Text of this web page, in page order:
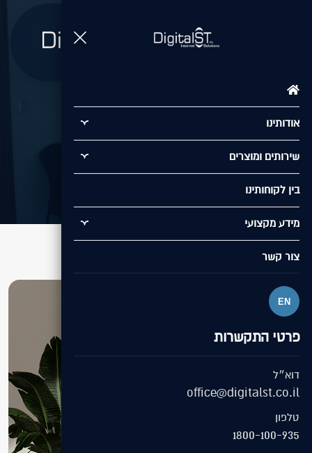
אודותינו
שירותים ומוצרים
בין לקוחותינו
מידע מקצועי
צור קשר
EN
פרטי התקשרות
דוא״ל
office@digitalst.co.il
טלפון
1800-100-935
Scope